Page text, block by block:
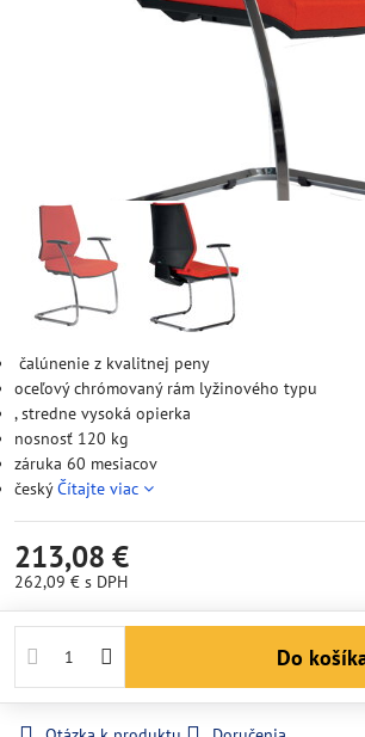
čalúnenie z kvalitnej peny
oceľový chrómovaný rám lyžinového typu
, stredne vysoká opierka
nosnosť 120 kg
záruka 60 mesiacov
českýČítajte viac
213,08 €
262,09 € s DPH
Do